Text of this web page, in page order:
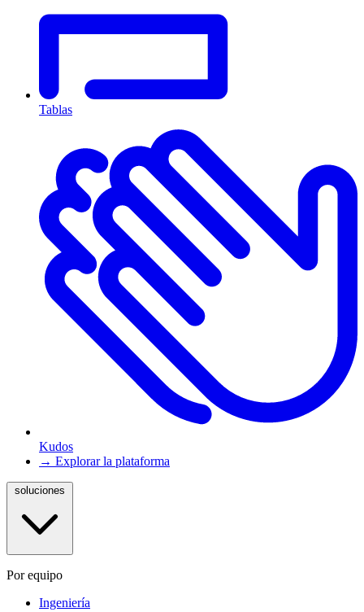
Tablas
Kudos
→ Explorar la plataforma
Por equipo
Ingeniería